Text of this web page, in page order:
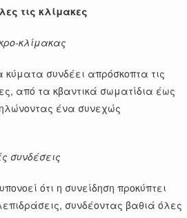
τις κλίμακες
κλίμακας
συνδέει απρόσκοπτα τις
από τα κβαντικά σωματίδια έως
ένα συνεχώς
συνδέσεις
ότι η συνείδηση προκύπτει
συνδέοντας βαθιά όλες